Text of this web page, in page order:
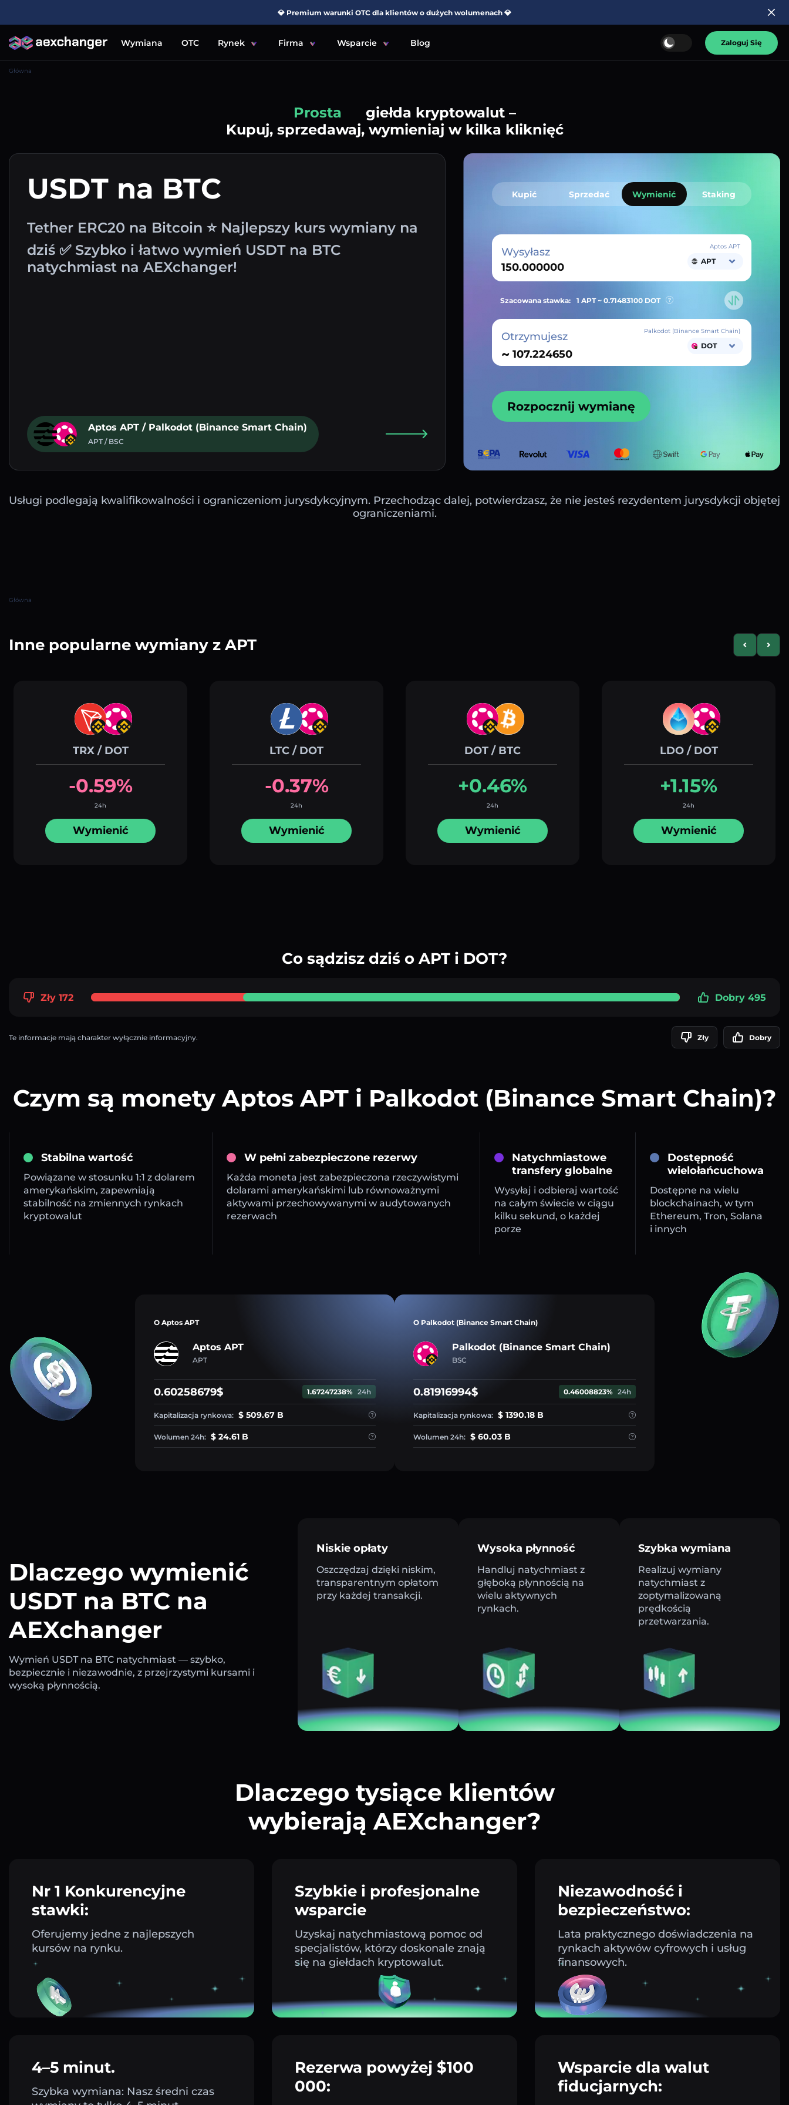
💎 Premium warunki OTC dla klientów o dużych wolumenach 💎
Wymiana OTC Rynek Firma Wsparcie Blog Zaloguj Się
Główna
Prosta
giełda kryptowalut –
Kupuj, sprzedawaj, wymieniaj w kilka kliknięć
USDT na BTC
Tether ERC20 na Bitcoin ⭐ Najlepszy kurs wymiany na
dziś ✅ Szybko i łatwo wymień USDT na BTC
natychmiast na AEXchanger!
Aptos APT / Palkodot (Binance Smart Chain)
APT / BSC
Kupić Sprzedać Wymienić Staking
Wysyłasz Aptos APT
APT
Szacowana stawka: 1 APT ~ 0.71483100 DOT
Otrzymujesz
~
Palkodot (Binance Smart Chain)
DOT
Rozpocznij wymianę
Usługi podlegają kwalifikowalności i ograniczeniom jurysdykcyjnym. Przechodząc dalej, potwierdzasz, że nie jesteś rezydentem jurysdykcji objętej
ograniczeniami.
Główna
Inne popularne wymiany z APT PreviousNext
TRX / DOT
-0.59%
24h
Wymienić
LTC / DOT
-0.37%
24h
Wymienić
DOT / BTC
+0.46%
24h
Wymienić
LDO / DOT
+1.15%
24h
Wymienić
Co sądzisz dziś o APT i DOT?
Zły 172 Dobry 495
Te informacje mają charakter wyłącznie informacyjny. Zły Dobry
Czym są monety Aptos APT i Palkodot (Binance Smart Chain)?
Stabilna wartość
Powiązane w stosunku 1:1 z dolarem
amerykańskim, zapewniają
stabilność na zmiennych rynkach
kryptowalut
W pełni zabezpieczone rezerwy
Każda moneta jest zabezpieczona rzeczywistymi
dolarami amerykańskimi lub równoważnymi
aktywami przechowywanymi w audytowanych
rezerwach
Natychmiastowe
transfery globalne
Wysyłaj i odbieraj wartość
na całym świecie w ciągu
kilku sekund, o każdej
porze
Dostępność
wielołańcuchowa
Dostępne na wielu
blockchainach, w tym
Ethereum, Tron, Solana
i innych
O Aptos APT
Aptos APT
APT
0.60258679$ 1.67247238% 24h
Kapitalizacja rynkowa: $ 509.67 B
Wolumen 24h: $ 24.61 B
O Palkodot (Binance Smart Chain)
Palkodot (Binance Smart Chain)
BSC
0.81916994$ 0.46008823% 24h
Kapitalizacja rynkowa: $ 1390.18 B
Wolumen 24h: $ 60.03 B
Dlaczego wymienić
USDT na BTC na
AEXchanger
Wymień USDT na BTC natychmiast — szybko,
bezpiecznie i niezawodnie, z przejrzystymi kursami i
wysoką płynnością.
Niskie opłaty
Oszczędzaj dzięki niskim,
transparentnym opłatom
przy każdej transakcji.
Wysoka płynność
Handluj natychmiast z
głęboką płynnością na
wielu aktywnych
rynkach.
Szybka wymiana
Realizuj wymiany
natychmiast z
zoptymalizowaną
prędkością
przetwarzania.
Dlaczego tysiące klientów
wybierają AEXchanger?
Nr 1 Konkurencyjne
stawki:
Oferujemy jedne z najlepszych
kursów na rynku.
Szybkie i profesjonalne
wsparcie
Uzyskaj natychmiastową pomoc od
specjalistów, którzy doskonale znają
się na giełdach kryptowalut.
Niezawodność i
bezpieczeństwo:
Lata praktycznego doświadczenia na
rynkach aktywów cyfrowych i usług
finansowych.
4–5 minut.
Szybka wymiana: Nasz średni czas
Rezerwa powyżej $100
000:
Wsparcie dla walut
fiducjarnych: